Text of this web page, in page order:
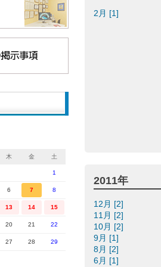
2月 [1]
2011年
12月 [2]
11月 [2]
10月 [2]
9月 [1]
8月 [2]
6月 [1]
木 金 土
1
6 7 8
13 14 15
20 21 22
27 28 29